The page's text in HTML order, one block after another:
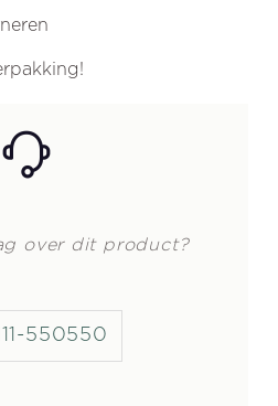
over dit product?
550550